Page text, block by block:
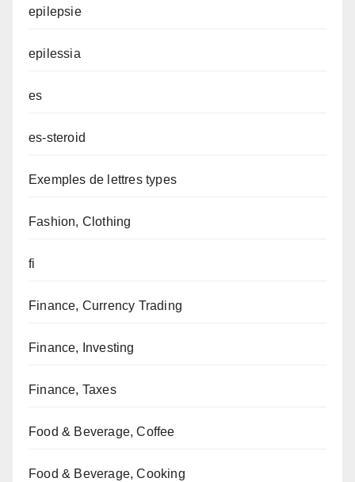
epilepsie
epilessia
es
es-steroid
Exemples de lettres types
Fashion, Clothing
fi
Finance, Currency Trading
Finance, Investing
Finance, Taxes
Food & Beverage, Coffee
Food & Beverage, Cooking